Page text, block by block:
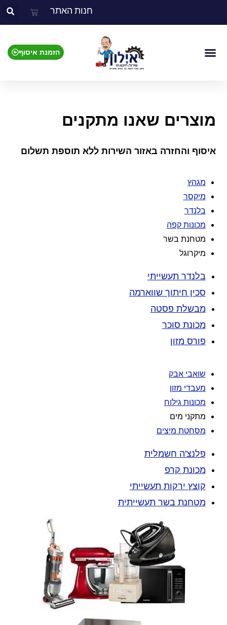
חנות האתר
הזמנת איסוף
מוצרים שאנו מתקנים
איסוף והחזרה באזור השירות ללא תוספת תשלום
מגהץ
מיקסר
בלנדר
מכונות קפה
מטחנת בשר
מיקרוגל
בלנדר תעשייתי
סכין חיתוך שווארמה
מבשלת פסטה
מכונת סוכר
פורס מזון
שואבי אבק
מעבדי מזון
מכונות גילוח
מתקני מים
מסחטת מיצים
פלנצ'ה חשמלית
מכונת קרפ
קוצץ ירקות תעשייתי
מטחנת בשר תעשייתית